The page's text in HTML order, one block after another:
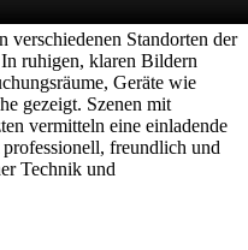
verschiedenen Standorten der
ruhigen, klaren Bildern
Geräte wie
gezeigt. Szenen mit
vermitteln eine einladende
freundlich und
Technik und